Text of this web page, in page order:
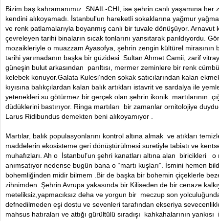
Bizim baş kahramanımız SNAIL-CHI, ise şehrin canlı yaşamına her
kendini alıkoyamadı. İstanbul'un hareketli sokaklarına yağmur
ve renk patlamalarıyla boyanmış canlı bir tuvale dönüşüyor. Arnavut
çevreleyen tarihi binaların sıcak tonlarını yansıtarak parıldıyordu.
mozaikleriyle o muazzam Ayasofya, şehrin zengin kültürel mirasının
tarihi yarımadanın başka bir güzidesi Sultan Ahmet Camii, zarif
güneşin bulut arkasından parıltısı, mermer zeminlere bir renk
kelebek konuyor.Galata Kulesi’nden sokak satıcılarından kalan
kıyısına balıkçılardan kalan balık artıkları istavrit ve sardalya ile
yetenekleri su götürmez bir gerçek olan şehrin ikonik martılarının
düdüklerini bastırıyor. Ringa martıları bir zamanlar ornitolojiye
Larus Ridibundus demekten beni alıkoyamıyor .
Martılar, balık populasyonlarını kontrol altına almak ve atıkları
maddelerin ekosisteme geri dönüştürülmesi suretiyle tabiatı ve
muhafızları. Ah o İstanbul’un şehri kanatları altına alan biricikleri o
anımsatıyor nedense bugün bana o “martı kuşları”. İsmini hemen
bohemliğinden midir bilmem .Bir de başka bir bohemin çiçeklerle
zihnimden. Şehrin Avrupa yakasında bir Kiliseden de bir cenaze
meteliksiz,yapmacıksız deha ve yorgun bir meczup son
defnedilmeden eşi dostu ve sevenleri tarafından ekseriya
mahsus hatıraları ve attığı gürültülü sıradışı kahkahalarının